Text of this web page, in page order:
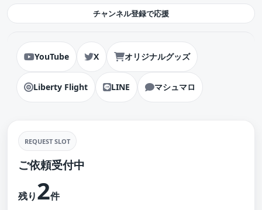
チャンネル登録で応援
YouTube X オリジナルグッズ
Liberty Flight LINE マシュマロ
REQUEST SLOT
ご依頼受付中
残り2件